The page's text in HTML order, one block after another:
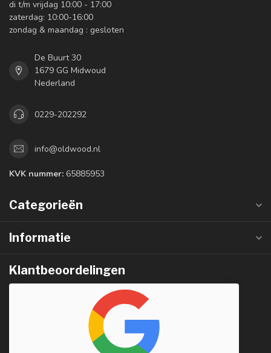
di t/m vrijdag 10:00 - 17:00
zaterdag: 10:00-16:00
zondag & maandag : gesloten
De Buurt 30
1679 GG Midwoud
Nederland
0229-202292
info@oldwood.nl
KVK nummer: 65885953
Categorieën
Informatie
Klantbeoordelingen